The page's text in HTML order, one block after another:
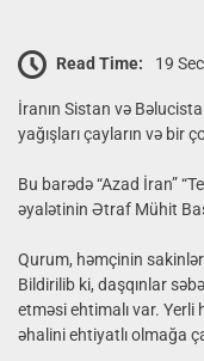
Read Time: 19
İranın Sistan və
yağışları çayların və bir
Bu barədə “Azad İran”
əyalətinin Ətraf Mühit
Qurum, həmçinin
Bildirilib ki, daşqınlar
etməsi ehtimalı var.
əhalini ehtiyatlı olmağa